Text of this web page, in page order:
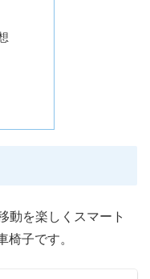
動を楽しくスマート
椅子です。